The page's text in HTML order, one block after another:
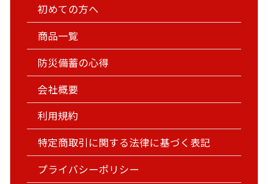
初めての方へ
商品一覧
防災備蓄の心得
会社概要
利用規約
特定商取引に関する法律に基づく表記
プライバシーポリシー